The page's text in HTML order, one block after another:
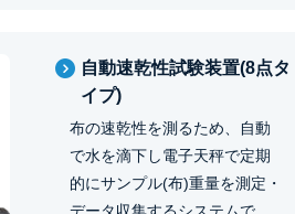
自動速乾性試験装置(8点タ
イプ)
布の速乾性を測るため、自動
で水を滴下し電子天秤で定期
的にサンプル(布)重量を測定・